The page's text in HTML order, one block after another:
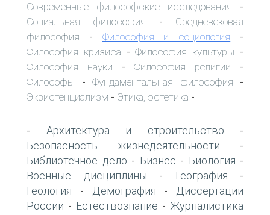
Современные философские исследования -
Социальная философия - Средневековая
философия - Философия и социология -
Философия кризиса -Философия культуры -
Философия науки -Философия религии -
Философы - Фундаментальная философия -
Экзистенциализм - Этика, эстетика -
- Архитектура и строительство -
Безопасность жизнедеятельности -
Библиотечное дело - Бизнес - Биология -
Военные дисциплины - География -
Геология - Демография -
Диссертации
России - Естествознание - Журналистика